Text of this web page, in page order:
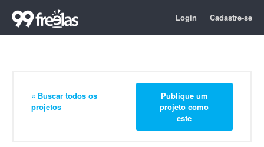
Login Cadastre-se
« Buscar todos os
projetos
Publique um
projeto como
este